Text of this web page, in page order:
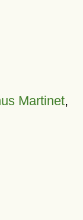
Martinet,